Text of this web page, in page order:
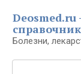
контенту
Болезни,